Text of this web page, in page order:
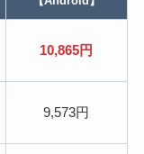
10,865円
9,573円